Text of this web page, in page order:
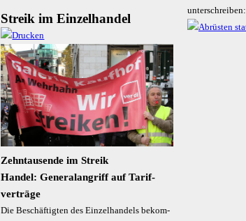
Streik im Einzelhandel
Zehn­tau­sende im Streik
Handel: General­angriff auf Tarif­
verträge
Die Beschäftig­­ten des Ein­­zel­­han­­dels be­­kom­­
unterschreiben: